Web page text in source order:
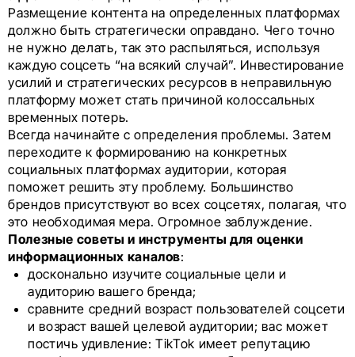
Размещение контента на определенных платформах
должно быть стратегически оправдано. Чего точно
не нужно делать, так это распыляться, используя
каждую соцсеть “на всякий случай”. Инвестирование
усилий и стратегических ресурсов в неправильную
платформу может стать причиной колоссальных
временных потерь.
Всегда начинайте с определения проблемы. Затем
переходите к формированию на конкретных
социальных платформах аудитории, которая
поможет решить эту проблему. Большинство
брендов присутствуют во всех соцсетях, полагая, что
это необходимая мера. Огромное заблуждение.
Полезные советы и инструменты для оценки
информационных каналов:
досконально изучите социальные цели и
аудиторию вашего бренда;
сравните средний возраст пользователей соцсети
и возраст вашей целевой аудитории; вас может
постичь удивление: TikTok имеет репутацию